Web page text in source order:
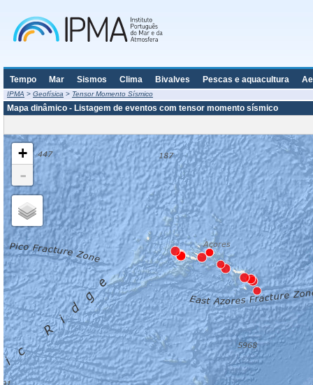
Tempo Mar Sismos Clima Bivalves Pescas e aquacultura
IPMA > Geofísica > Tensor Momento Sísmico
Mapa dinâmico - Listagem de eventos com tensor momento sísmico
+
-